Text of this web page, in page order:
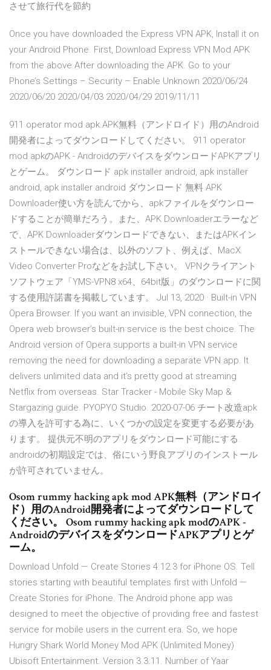
させて旅行代を節約
Once you have downloaded the Express VPN APK, Install it on
your Android Phone. First, Download Express VPN Mod APK
from the above After downloading the APK. Go to your
Phone’s Settings – Security – Enable Unknown 2020/06/24
2020/06/20 2020/04/03 2020/04/29 2019/11/11
911 operator mod apk APK無料（アンドロイド）用のAndroid
開発者によってダウンロードしてください。 911 operator
mod apkのAPK - AndroidのデバイスをダウンロードAPKアプリ
とゲーム。 ダウンロード apk installer android, apk installer
android, apk installer android ダウンロード 無料 APK
Downloader使い方を読んでから、apkファイルをダウンロー
ドすることが簡単だろう。また、APK Downloaderエラーなど
で、APK Downloaderダウンロードできない、またはAPKイン
ストールできない場合は、以外のソフト、例えば、MacX
Video Converter Proなどをお試し下さい。 VPNクライアント
ソフトウェア「YMS-VPN8 x64、64bit版」のダウンロードに関
する使用許諾書を掲載しています。 Jul 13, 2020 · Built-in VPN
Opera Browser. If you want an invisible, VPN connection, the
Opera web browser’s built-in service is the best choice. The
Android version of Opera supports a built-in VPN service
removing the need for downloading a separate VPN app. It
delivers unlimited data and it’s pretty good at streaming
Netflix from overseas. Star Tracker - Mobile Sky Map &
Stargazing guide. PYOPYO Studio. 2020-07-06 チート改造apk
の導入を許可する為に、いくつかの設定を変更する必要があ
ります。 提供元不明のアプリをダウンロード可能にする.
androidの初期設定では、俗にいう野良アプリのインストール
が許可されていません。
Osom rummy hacking apk mod APK無料（アンドロイ
ド）用のAndroid開発者によってダウンロードして
ください。 Osom rummy hacking apk modのAPK -
AndroidのデバイスをダウンロードAPKアプリとゲ
ーム。
Download Unfold — Create Stories 4.12.3 for iPhone OS. Tell
stories starting with beautiful templates first with Unfold —
Create Stories for iPhone. The Android phone app was
designed to meet the objective of providing free and fastest
service for mobile users in the current era. So, we hope
Hungry Shark World Money Mod APK (Unlimited Money)
Ubisoft Entertainment. Version 3.3.11. Number of Yaar